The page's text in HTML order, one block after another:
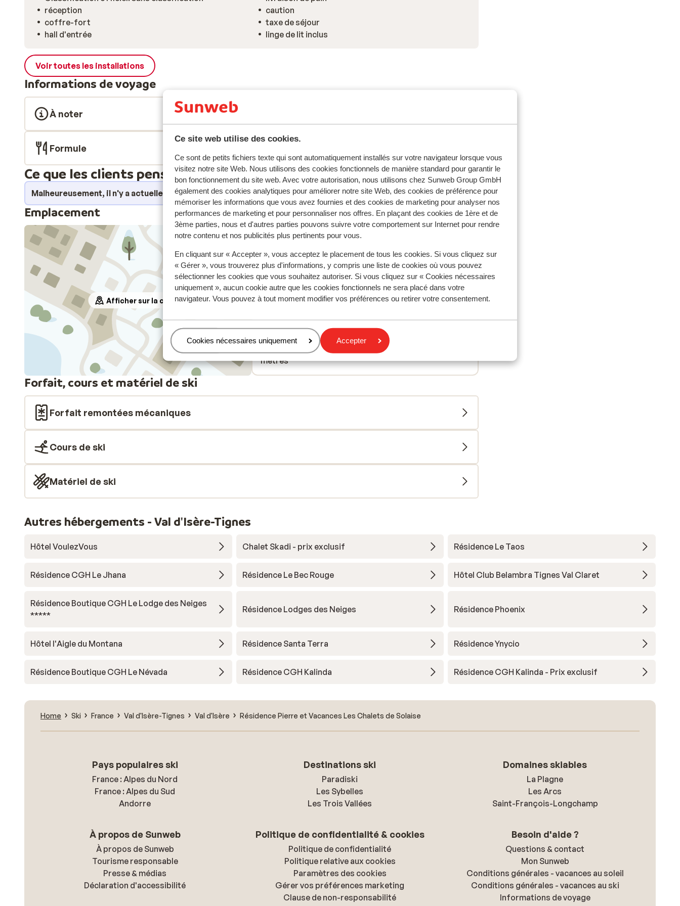
Ce site web utilise des cookies.
Ce sont de petits fichiers texte qui sont automatiquement installés sur votre navigateur lorsque vous
visitez notre site Web. Nous utilisons des cookies fonctionnels de manière standard pour garantir le
bon fonctionnement du site web. Avec votre autorisation, nous utilisons chez Sunweb Group GmbH
également des cookies analytiques pour améliorer notre site Web, des cookies de préférence pour
mémoriser les informations que vous avez fournies et des cookies de marketing pour analyser nos
performances de marketing et pour personnaliser nos offres. En plaçant des cookies de 1ère et de
3ème parties, nous et d'autres parties pouvons suivre votre comportement sur Internet pour rendre
notre contenu et nos publicités plus pertinents pour vous.
En cliquant sur « Accepter », vous acceptez le placement de tous les cookies. Si vous cliquez sur
« Gérer », vous trouverez plus d'informations, y compris une liste de cookies où vous pouvez
sélectionner les cookies que vous souhaitez autoriser. Si vous cliquez sur « Cookies nécessaires
uniquement », aucun cookie autre que les cookies fonctionnels ne sera placé dans votre
navigateur. Vous pouvez à tout moment modifier vos préférences ou retirer votre consentement.
Gérer
Cookies nécessaires uniquement Accepter
réception
coffre-fort
hall d'entrée
caution
taxe de séjour
linge de lit inclus
Voir toutes les installations
Informations de voyage
À noter
Formule
Ce que les clients pensent
Malheureusement, il n'y a actuellement aucun avis pour cet hébergement.
Emplacement
Afficher sur la carte
À proximité
Dans le centre
Distance jusqu'aux pistes de ski environ 400 mètres
Distance jusqu'aux remontées mécaniques environ
400 mètres
Distance aux magasins les plus proches environ 50
mètres
Distance au restaurant le plus proche environ 50
mètres
Forfait, cours et matériel de ski
Forfait remontées mécaniques
Cours de ski
Matériel de ski
Autres hébergements - Val d'Isère-Tignes
Hôtel VoulezVous Chalet Skadi - prix exclusif Résidence Le Taos
Résidence CGH Le Jhana Résidence Le Bec Rouge Hôtel Club Belambra Tignes Val Claret
Résidence Boutique CGH Le Lodge des Neiges
*****
Résidence Lodges des Neiges Résidence Phoenix
Hôtel l'Aigle du Montana Résidence Santa Terra Résidence Ynycio
Résidence Boutique CGH Le Névada Résidence CGH Kalinda Résidence CGH Kalinda - Prix exclusif
Home Ski France Val d'Isère-Tignes Val d'Isère Résidence Pierre et Vacances Les Chalets de Solaise
Pays populaires ski
France : Alpes du Nord
France : Alpes du Sud
Andorre
Destinations ski
Paradiski
Les Sybelles
Les Trois Vallées
Domaines skiables
La Plagne
Les Arcs
Saint-François-Longchamp
À propos de Sunweb
À propos de Sunweb
Tourisme responsable
Presse & médias
Déclaration d'accessibilité
Politique de confidentialité & cookies
Politique de confidentialité
Politique relative aux cookies
Paramètres des cookies
Gérer vos préférences marketing
Clause de non-responsabilité
Besoin d'aide ?
Questions & contact
Mon Sunweb
Conditions générales - vacances au soleil
Conditions générales - vacances au ski
Informations de voyage